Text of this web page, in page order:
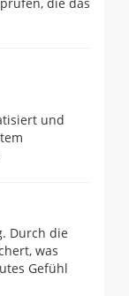
und
Durch die
was
Gefühl